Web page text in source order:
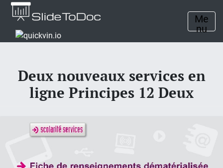
Me
nu
Deux nouveaux services en
ligne Principes 12 Deux